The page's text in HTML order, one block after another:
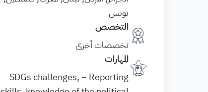
تونس
التخصص
تخصصات أخرى
المهارات
SDGs challenges, − Reporting